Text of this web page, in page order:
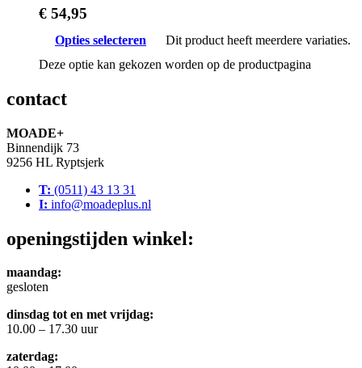
€ 54,95
Opties selecteren
Dit product heeft meerdere variaties.
Deze optie kan gekozen worden op de productpagina
contact
MOADE+
Binnendijk 73
9256 HL Ryptsjerk
T: (0511) 43 13 31
I: info@moadeplus.nl
openingstijden winkel:
maandag:
gesloten
dinsdag tot en met vrijdag:
10.00 – 17.30 uur
zaterdag: